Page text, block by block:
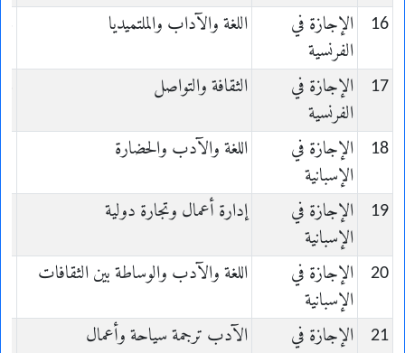
16
الإجازة في
الفرنسية
ﺍﻟﻠﻐﺔ ﻭﺍﻵﺩﺍﺏ ﻭالملتميديا
17
الإجازة في
الفرنسية
الثقافة والتواصل
18
الإجازة في
الإسبانية
اللغة والآدب والحضارة
19
الإجازة في
الإسبانية
إدارة أعمال وتجارة دولية
20
الإجازة في
الإسبانية
اللغة والآدب والوساطة بين الثقافات
21
الإجازة في
الآدب ترجمة سياحة وأعمال